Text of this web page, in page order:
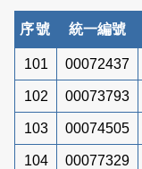
序號 統一編號
101 00072437
102 00073793
103 00074505
104 00077329